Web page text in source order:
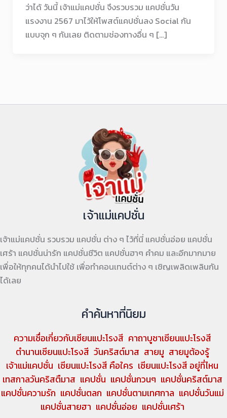
ว่าได้ วันนี้ เจ้าแม่แคปชั่น จึงรวบรวม แคปชั่นวัน
แรงงาน 2567 มาไว้ให้โพสต์แคปชั่นลง Social กัน
แบบจุก ๆ กันเลย ติดตามช่องทางอื่น ๆ […]
เจ้าแม่แคปชั่น
เจ้าแม่แคปชั่น รวบรวม แคปชั่น ต่าง ๆ ไว้ที่นี่ แคปชั่นอ่อย แคปชั่น
เศร้า แคปชั่นน่ารัก แคปชั่นชีวิต แคปชั่นฮาๆ คำคม และอีกมากมาย
เพื่อให้ทุกคนได้นำไปใช้ เพื่อทำคอนเทนต์ต่าง ๆ เชิญเพลิดเพลินกัน
ได้เลย
คำค้นหาที่นิยม
ความเชื่อเกี่ยวกับเซียนแปะโรงสี คาถาบูชาเซียนแปะโรงสี
ตำนานเซียนแปะโรงสี วันคริสต์มาส สายมู สายมูต้องรู้
เจ้าแม่แคปชั่น เซียนแปะโรงสี คือใคร เซียนแปะโรงสี อยู่ที่ไหน
เทสกาลวันคริสตืมาส แคปชั่น แคปชั่นกวนๆ แคปชั่นคริสต์มาส
แคปชั่นความรัก แคปชั่นตลก แคปชั่นตามเทศกาล แคปชั่นวันแม่
แคปชั่นสายฮา แคปชั่นอ่อย แคปชั่นเศร้า